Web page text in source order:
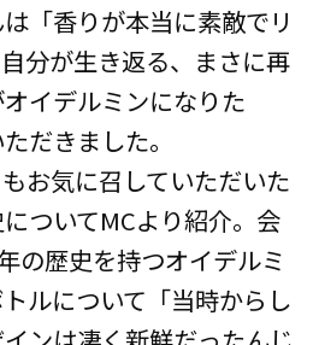
「香りが本当に素敵でリ
分が生き返る、まさに再
イデルミンになりた
だきました。
お気に召していただいた
ついてMCより紹介。会
の歴史を持つオイデルミ
ルについて「当時からし